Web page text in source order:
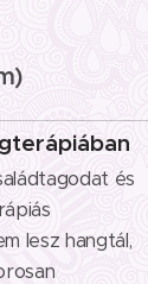
és
lesz hangtál,